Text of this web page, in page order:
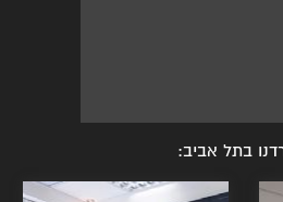
בתל אביב: